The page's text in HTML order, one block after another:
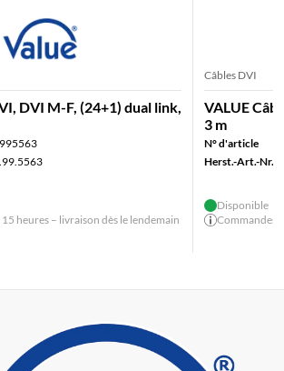
DVI M-F, (24+1) dual link,
heures – livraison dès le lendemain
Câbles DVI
VALUE
3 m
N° d'article
Herst.-Art.-Nr.:
Disponible
Commandes